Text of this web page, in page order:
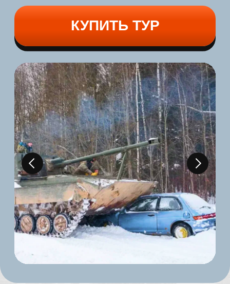
ПУТЕШЕСТВИЕ
НА МОЩНОМ
ВЕЗДЕХОДЕ
Самые большие квадроциклы-
амфибии (снегоболотоходы)
в Европе.
Это эмоции, которые запомнятся
надолго!